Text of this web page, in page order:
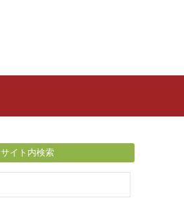
サイト内検索